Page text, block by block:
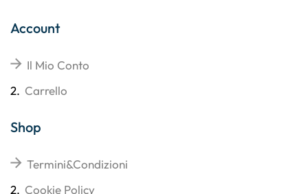
Account
Il Mio Conto
2. Carrello
Shop
Termini&Condizioni
2. Cookie Policy